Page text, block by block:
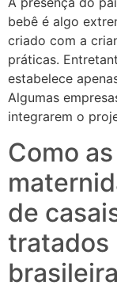
bebê é algo
criado com a
práticas.
estabelece
Algumas
integrarem o
Como
de
tratados
brasileira